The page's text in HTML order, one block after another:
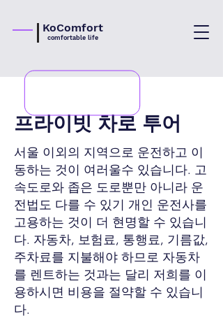
KoComfort
comfortable life
프라이빗 차로 투어
서울 이외의 지역으로 운전하고 이
동하는 것이 여러울수 있습니다. 고
속도로와 좁은 도로뿐만 아니라 운
전법도 다를 수 있기 개인 운전사를
고용하는 것이 더 현명할 수 있습니
다. 자동차, 보험료, 통행료, 기름값,
주차료를 지불해야 하므로 자동차
를 렌트하는 것과는 달리 저희를 이
용하시면 비용을 절약할 수 있습니
다.